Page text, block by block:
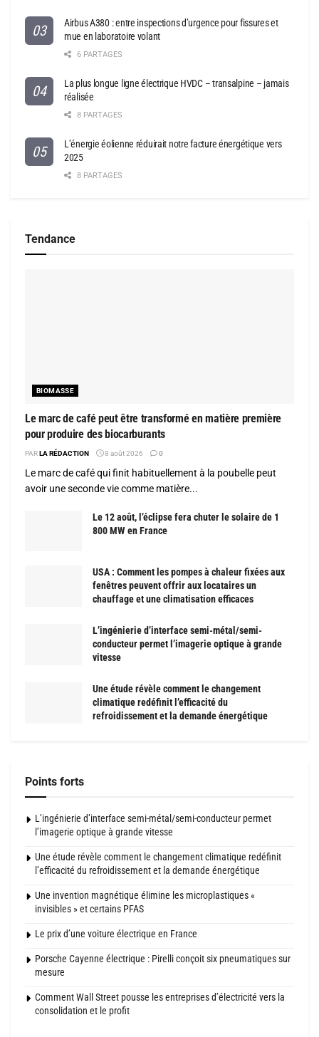
Airbus A380 : entre inspections d’urgence pour fissures et
mue en laboratoire volant
6 PARTAGES
La plus longue ligne électrique HVDC – transalpine – jamais
réalisée
8 PARTAGES
L’énergie éolienne réduirait notre facture énergétique vers
2025
8 PARTAGES
Tendance
BIOMASSE
Le marc de café peut être transformé en matière première
pour produire des biocarburants
PARLA RÉDACTION 8 août 2026 0
Le marc de café qui finit habituellement à la poubelle peut
avoir une seconde vie comme matière...
Le 12 août, l’éclipse fera chuter le solaire de 1
800 MW en France
USA : Comment les pompes à chaleur fixées aux
fenêtres peuvent offrir aux locataires un
chauffage et une climatisation efficaces
L’ingénierie d’interface semi-métal/semi-
conducteur permet l’imagerie optique à grande
vitesse
Une étude révèle comment le changement
climatique redéfinit l’efficacité du
refroidissement et la demande énergétique
Points forts
L’ingénierie d’interface semi-métal/semi-conducteur permet
l’imagerie optique à grande vitesse
Une étude révèle comment le changement climatique redéfinit
l’efficacité du refroidissement et la demande énergétique
Une invention magnétique élimine les microplastiques «
invisibles » et certains PFAS
Le prix d’une voiture électrique en France
Porsche Cayenne électrique : Pirelli conçoit six pneumatiques sur
mesure
Comment Wall Street pousse les entreprises d’électricité vers la
consolidation et le profit